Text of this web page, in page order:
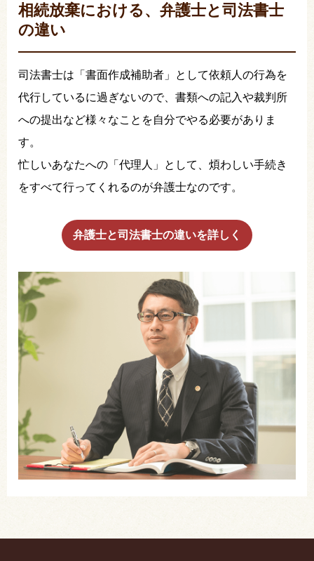
相続放棄における、弁護士と司法書士
の違い
司法書士は「書面作成補助者」として依頼人の行為を
代行しているに過ぎないので、書類への記入や裁判所
への提出など様々なことを自分でやる必要がありま
す。
忙しいあなたへの「代理人」として、煩わしい手続き
をすべて行ってくれるのが弁護士なのです。
弁護士と司法書士の違いを詳しく